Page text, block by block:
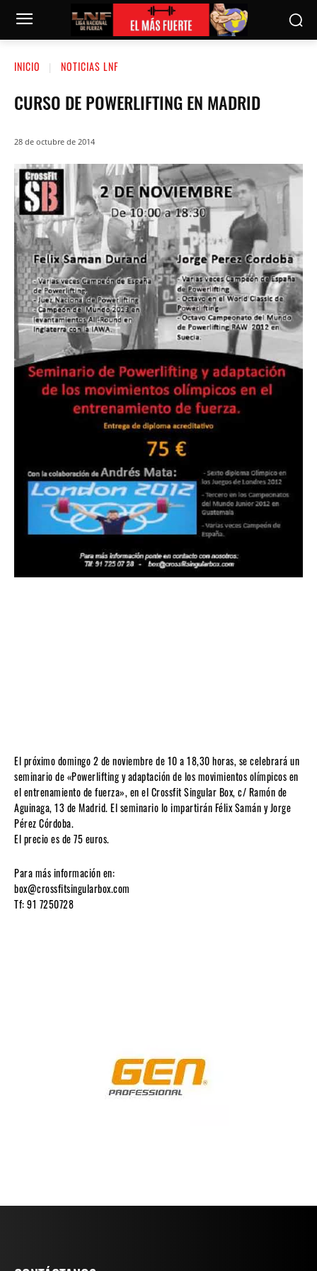
INICIO NOTICIAS LNF
CURSO DE POWERLIFTING EN MADRID
28 de octubre de 2014
El próximo domingo 2 de noviembre de 10 a 18,30 horas, se celebrará un
seminario de «Powerlifting y adaptación de los movimientos olímpicos en
el entrenamiento de fuerza», en el Crossfit Singular Box, c/ Ramón de
Aguinaga, 13 de Madrid. El seminario lo impartirán Félix Samán y Jorge
Pérez Córdoba.
El precio es de 75 euros.
Para más información en:
box@crossfitsingularbox.com
Tf: 91 7250728